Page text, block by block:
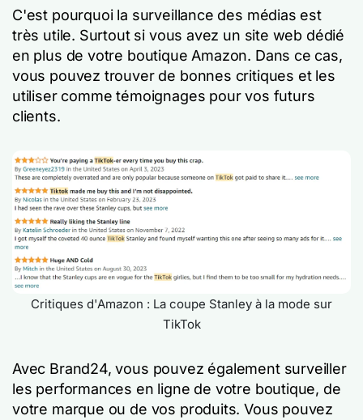
C'est pourquoi la surveillance des médias est
très utile. Surtout si vous avez un site web dédié
en plus de votre boutique Amazon. Dans ce cas,
vous pouvez trouver de bonnes critiques et les
utiliser comme témoignages pour vos futurs
clients.
Critiques d'Amazon : La coupe Stanley à la mode sur
TikTok
Avec Brand24, vous pouvez également surveiller
les performances en ligne de votre boutique, de
votre marque ou de vos produits. Vous pouvez